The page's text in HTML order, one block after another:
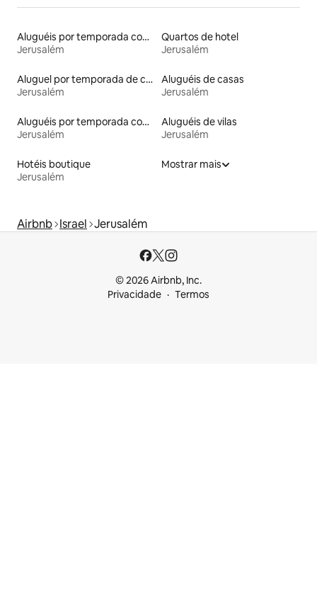
Aluguéis por temporada com cama de altura acessível
Jerusalém
Quartos de hotel
Jerusalém
Aluguel por temporada de casas de veraneio
Jerusalém
Aluguéis de casas
Jerusalém
Aluguéis por temporada com banheira de hidromassagem
Jerusalém
Aluguéis de vilas
Jerusalém
Hotéis boutique
Jerusalém
Mostrar mais
Airbnb Israel Jerusalém
© 2026 Airbnb, Inc.
Privacidade
Termos